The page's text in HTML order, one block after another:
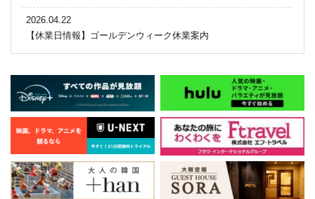
2026.04.22
【休業日情報】ゴールデンウィーク休業案内